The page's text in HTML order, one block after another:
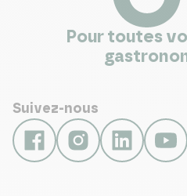
Pour toutes
Suivez-nous